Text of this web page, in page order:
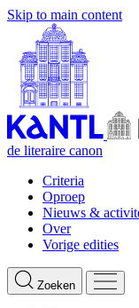
Skip to main content
de literaire canon
Criteria
Oproep
Nieuws &
Over
Vorige edities
Zoeken